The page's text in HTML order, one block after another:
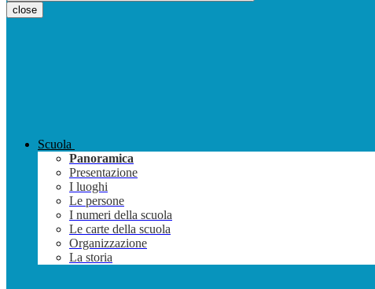
close
Scuola
Panoramica
Presentazione
I luoghi
Le persone
I numeri della scuola
Le carte della scuola
Organizzazione
La storia